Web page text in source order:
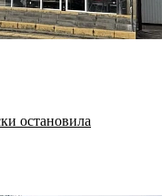
остановила